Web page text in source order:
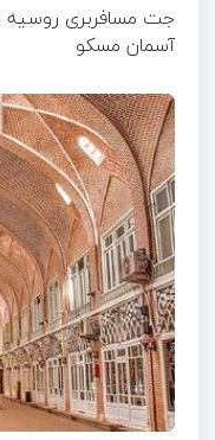
جت مسافربری روسیه
آسمان مسکو